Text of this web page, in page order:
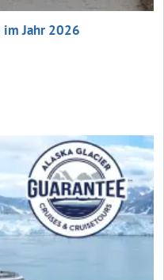
im Jahr 2026